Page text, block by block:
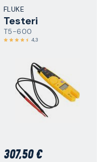
FLUKE
Testeri
T5-600
4,3
307,50 €